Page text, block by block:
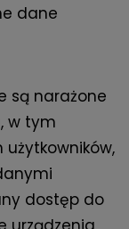
dane
są narażone
w tym
dostęp do